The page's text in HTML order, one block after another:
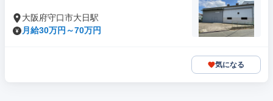
大阪府守口市大日駅
月給30万円～70万円
気になる